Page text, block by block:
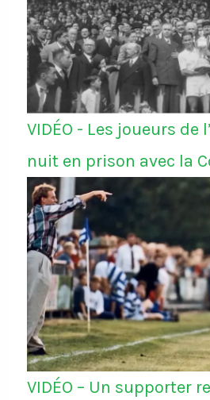
VIDÉO - Les joueurs de
nuit en prison avec la
VIDÉO – Un supporter